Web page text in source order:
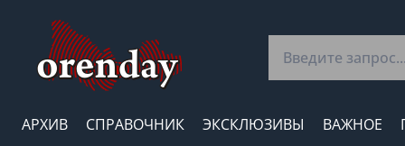
АРХИВ СПРАВОЧНИК ЭКСКЛЮЗИВЫ ВАЖНОЕ